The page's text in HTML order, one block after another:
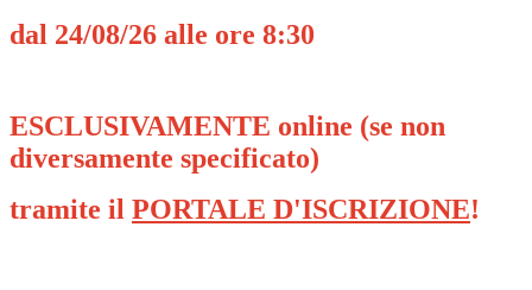
dal 24/08/26 alle ore 8:30
ESCLUSIVAMENTE online (se non
diversamente specificato)
tramite il PORTALE D'ISCRIZIONE!